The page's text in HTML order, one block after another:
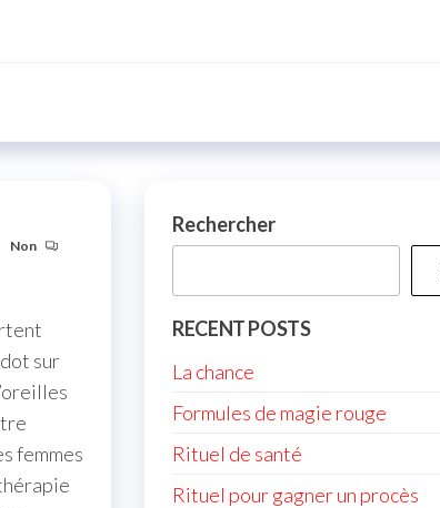
Non
sur
femmes
Rechercher
RECENT POSTS
La chance
Formules de magie rouge
Rituel de santé
Rituel pour gagner un procès